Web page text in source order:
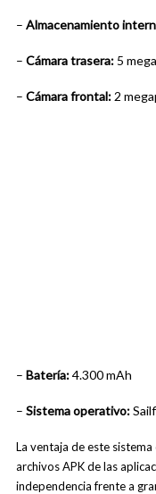
– Almacenamiento
– Cámara trasera: 5
– Cámara frontal: 2
– Batería:4.300 mAh
– Sistema operativo:
La ventaja de este
archivos APK de las
independencia frente a